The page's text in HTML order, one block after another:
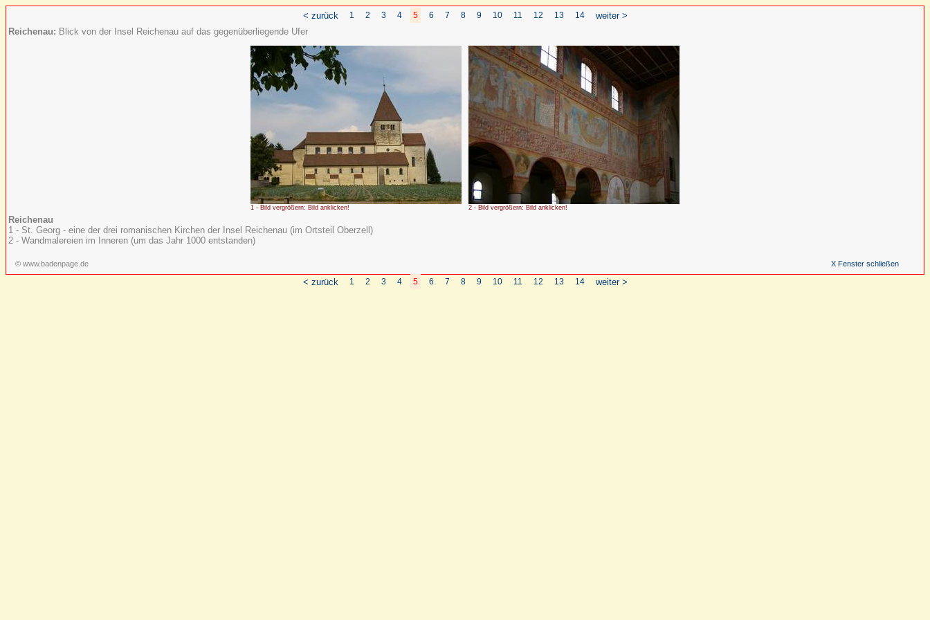
< zurück 1 2 3 4 5 6 7 8 9 10 11 12 13 14
weiter >
Reichenau: Blick von der Insel Reichenau auf das gegenüberliegende Ufer
1 - Bild vergrößern: Bild anklicken! 2 - Bild vergrößern: Bild anklicken!
Reichenau
1 - St. Georg - eine der drei romanischen Kirchen der Insel Reichenau (im Ortsteil Oberzell)
2 - Wandmalereien im Inneren (um das Jahr 1000 entstanden)
© www.badenpage.de X Fenster schließen
< zurück 1 2 3 4 5 6 7 8 9 10 11 12 13 14 weiter >